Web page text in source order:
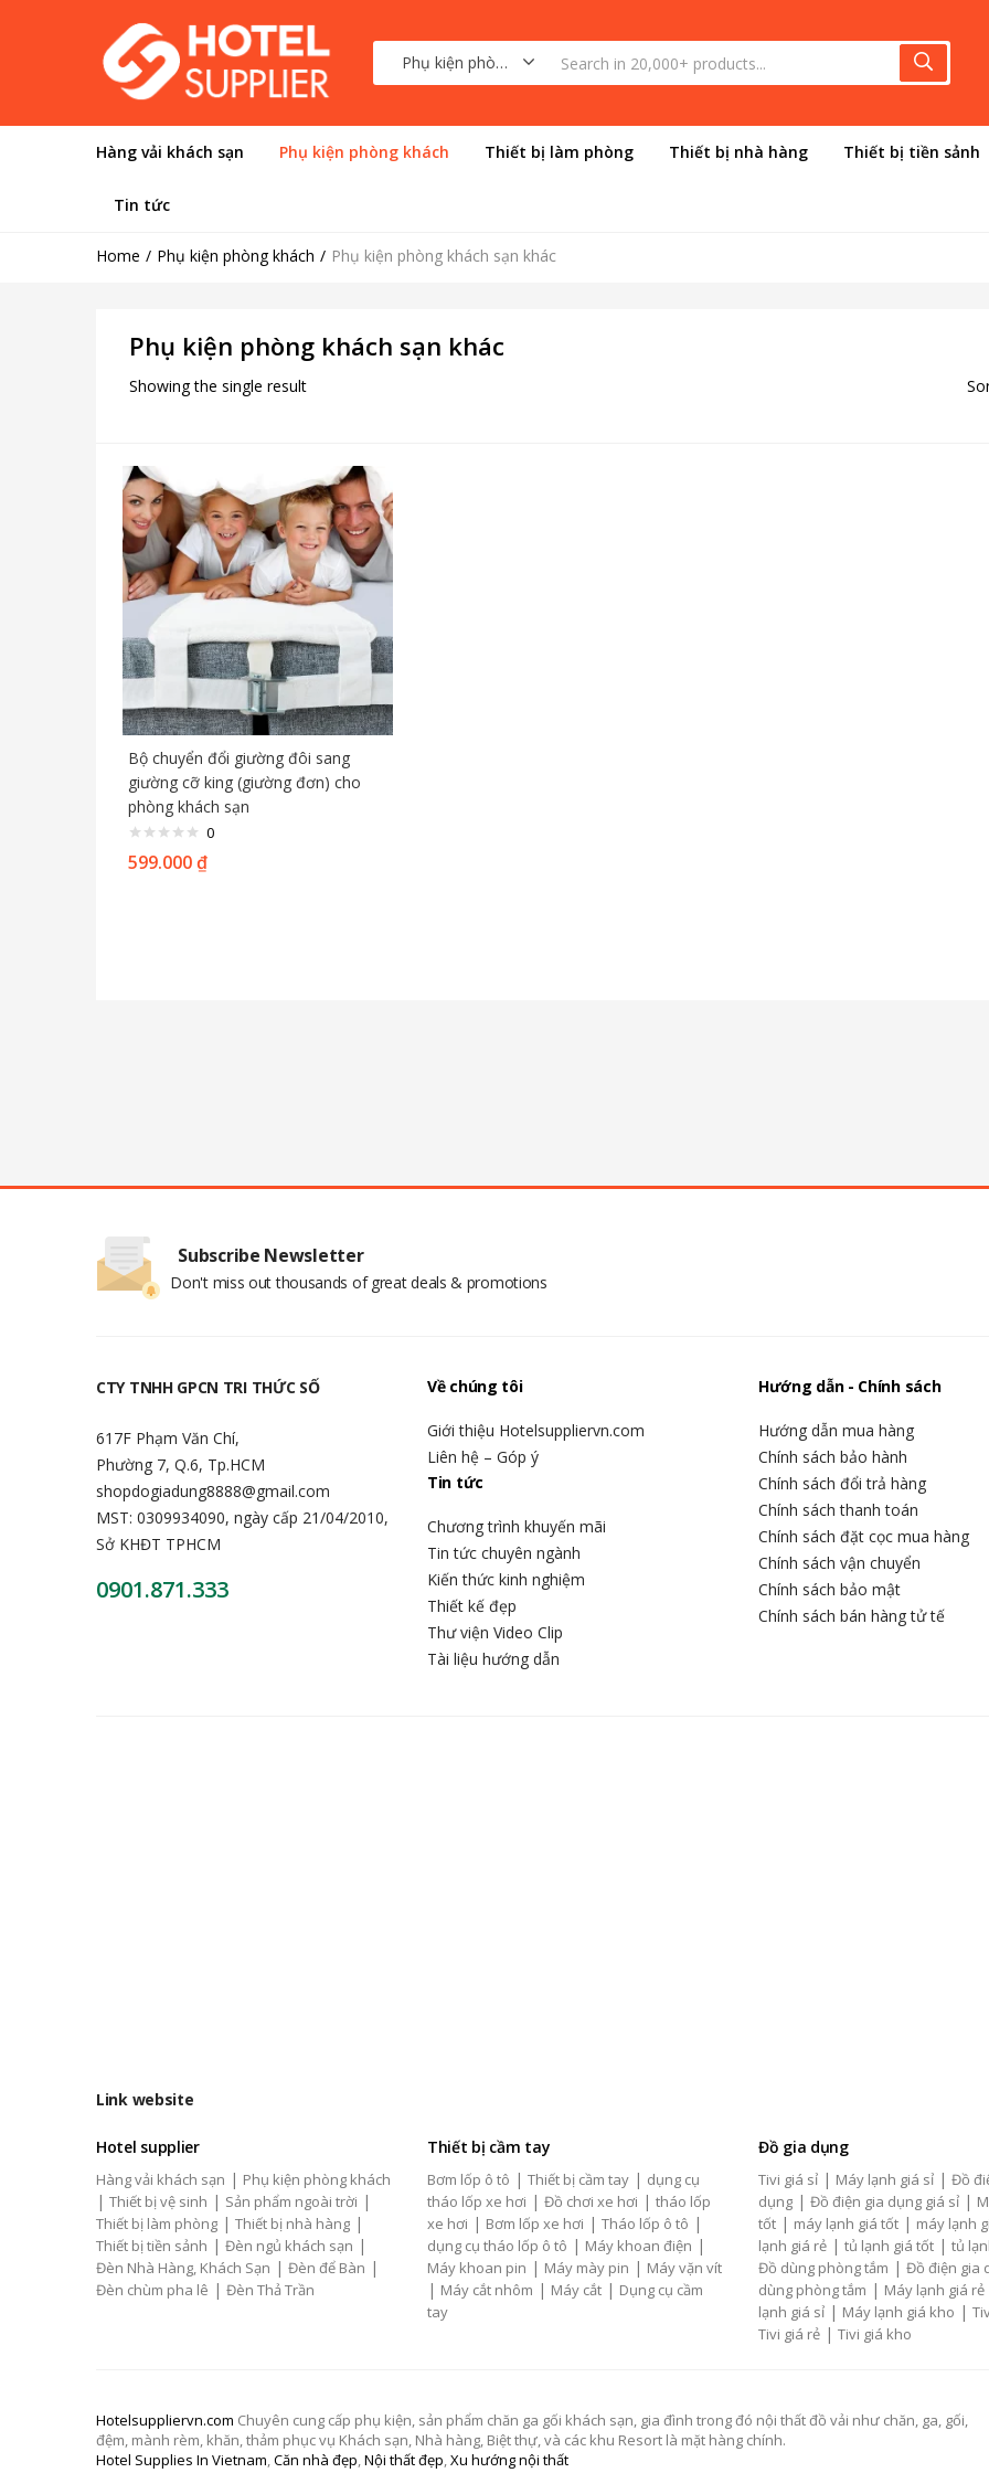
Phụ kiện phòng khách sạn khác (1)
Hàng vải khách sạn Phụ kiện phòng khách Thiết bị làm phòng Thiết bị nhà hàng Thiết bị tiền sảnh
Tin tức
Home Phụ kiện phòng khách Phụ kiện phòng khách sạn khác
Phụ kiện phòng khách sạn khác
Showing the single result
Bộ chuyển đổi giường đôi sang
giường cỡ king (giường đơn) cho
phòng khách sạn
0
599.000₫
Subscribe Newsletter
Don't miss out thousands of great deals & promotions
CTY TNHH GPCN TRI THỨC SỐ
617F Phạm Văn Chí,
Phường 7, Q.6, Tp.HCM
shopdogiadung8888@gmail.com
MST: 0309934090, ngày cấp 21/04/2010,
Sở KHĐT TPHCM
0901.871.333
Về chúng tôi
Giới thiệu Hotelsuppliervn.com
Liên hệ – Góp ý
Tin tức
Chương trình khuyến mãi
Tin tức chuyên ngành
Kiến thức kinh nghiệm
Thiết kế đẹp
Thư viện Video Clip
Tài liệu hướng dẫn
Hướng dẫn - Chính sách
Hướng dẫn mua hàng
Chính sách bảo hành
Chính sách đổi trả hàng
Chính sách thanh toán
Chính sách đặt cọc mua hàng
Chính sách vận chuyển
Chính sách bảo mật
Chính sách bán hàng tử tế
Link website
Hotel supplier
Hàng vải khách sạn | Phụ kiện phòng khách
| Thiết bị vệ sinh | Sản phẩm ngoài trời |
Thiết bị làm phòng | Thiết bị nhà hàng |
Thiết bị tiền sảnh | Đèn ngủ khách sạn |
Đèn Nhà Hàng, Khách Sạn | Đèn để Bàn |
Đèn chùm pha lê | Đèn Thả Trần
Thiết bị cầm tay
Bơm lốp ô tô | Thiết bị cầm tay | dụng cụ
tháo lốp xe hơi | Đồ chơi xe hơi | tháo lốp
xe hơi | Bơm lốp xe hơi | Tháo lốp ô tô |
dụng cụ tháo lốp ô tô | Máy khoan điện |
Máy khoan pin | Máy mày pin | Máy vặn vít
| Máy cắt nhôm | Máy cắt | Dụng cụ cầm
tay
Đồ gia dụng
Tivi giá sỉ | Máy lạnh giá sỉ | Đồ
dụng | Đồ điện gia dụng giá sỉ |
tốt | máy lạnh giá tốt | máy lạnh
lạnh giá rẻ | tủ lạnh giá tốt | tủ
Đồ dùng phòng tắm | Đồ điện gia
dùng phòng tắm | Máy lạnh giá rẻ
lạnh giá sỉ | Máy lạnh giá kho |
Tivi giá rẻ | Tivi giá kho
Hotelsuppliervn.com Chuyên cung cấp phụ kiện, sản phẩm chăn ga gối khách sạn, gia đình trong đó nội thất đồ vải như chăn, ga, gối,
đệm, mành rèm, khăn, thảm phục vụ Khách sạn, Nhà hàng, Biệt thự, và các khu Resort là mặt hàng chính.
Hotel Supplies In Vietnam,Căn nhà đẹp,Nội thất đẹp,Xu hướng nội thất